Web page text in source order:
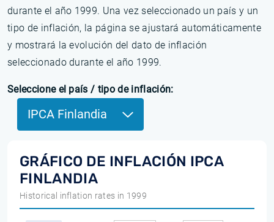
durante el año 1999. Una vez seleccionado un país y un
tipo de inflación, la página se ajustará automáticamente
y mostrará la evolución del dato de inflación
seleccionado durante el año 1999.
Seleccione el país / tipo de inflación:
IPCA Finlandia
GRÁFICO DE INFLACIÓN IPCA
FINLANDIA
Historical inflation rates in 1999